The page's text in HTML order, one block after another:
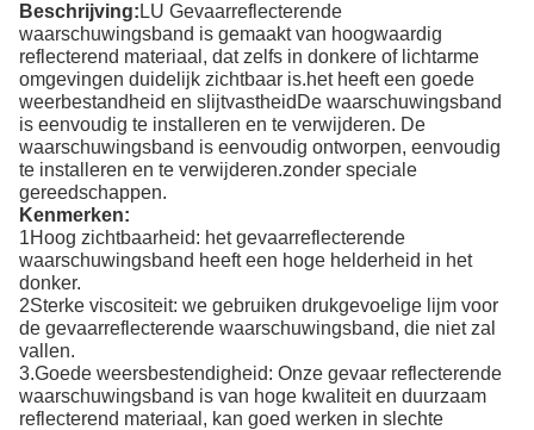
Beschrijving: LU Gevaarreflecterende
waarschuwingsband is gemaakt van hoogwaardig
reflecterend materiaal, dat zelfs in donkere of lichtarme
omgevingen duidelijk zichtbaar is.het heeft een goede
weerbestandheid en slijtvastheidDe waarschuwingsband
is eenvoudig te installeren en te verwijderen. De
waarschuwingsband is eenvoudig ontworpen, eenvoudig
te installeren en te verwijderen.zonder speciale
gereedschappen.
Kenmerken:
1Hoog zichtbaarheid: het gevaarreflecterende
waarschuwingsband heeft een hoge helderheid in het
donker.
2Sterke viscositeit: we gebruiken drukgevoelige lijm voor
de gevaarreflecterende waarschuwingsband, die niet zal
vallen.
3.Goede weersbestendigheid: Onze gevaar reflecterende
waarschuwingsband is van hoge kwaliteit en duurzaam
reflecterend materiaal, kan goed werken in slechte